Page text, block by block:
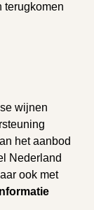
terugkomen
wijnen
het aanbod
Nederland
ook met